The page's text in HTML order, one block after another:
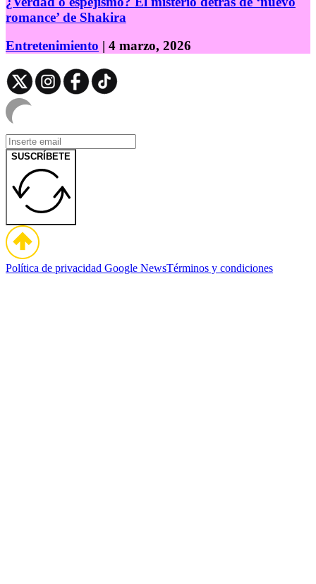
romance’ de Shakira
Entretenimiento | 4 marzo, 2026
SUSCRÍBETE
Política de privacidad Google NewsTérminos y condiciones